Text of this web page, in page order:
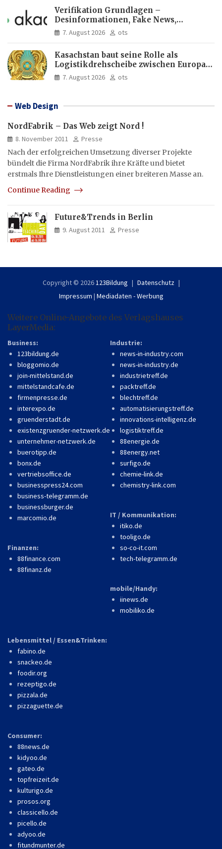
Verifikation Grundlagen –
Desinformationen, Fake News,
manipulierte Inhalte | dpa-Akademie
7. August 2026 ots
Kasachstan baut seine Rolle als
Logistikdrehscheibe zwischen Europa
und Asien aus
7. August 2026 ots
Web Design
NordFabrik – Das Web zeigt Nord !
8. November 2011
Presse
Nach der erfolgreichen Umsetzung diverser Projekte
bündelt die Firma NordFabrik ihre Kräfte und bietet
erstmals Ihre Dienstleistungen einer breiteren Masse an.
Continue Reading
Future&Trends in Berlin
9. August 2011 Presse
Copyright © 2026123Bildung
Datenschutz
Impressum | Mediadaten - Werbung
Weitere Online-Angebote des Verlagshauses
LayerMedia:
Business:
123bildung.de
bloggomio.de
join-mittelstand.de
mittelstandcafe.de
firmenpresse.de
interexpo.de
gruenderstadt.de
existenzgruender-netzwerk.de
unternehmer-netzwerk.de
buerotipp.de
bonx.de
vertriebsoffice.de
businesspress24.com
business-telegramm.de
businessburger.de
marcomio.de
Finanzen:
88finance.com
88finanz.de
Industrie:
news-in-industry.com
news-in-industry.de
industrietreff.de
packtreff.de
blechtreff.de
automatisierungstreff.de
innovations-intelligenz.de
logistiktreff.de
88energie.de
88energy.net
surfigo.de
chemie-link.de
chemistry-link.com
IT / Kommunikation:
itiko.de
tooligo.de
so-co-it.com
tech-telegramm.de
mobile/Handy:
iinews.de
mobiliko.de
Lebensmittel / Essen&Trinken:
fabino.de
snackeo.de
foodir.org
rezeptigo.de
pizzala.de
pizzaguette.de
Consumer:
88news.de
kidyoo.de
gateo.de
topfreizeit.de
kulturigo.de
prosos.org
classicello.de
picello.de
adyoo.de
fitundmunter.de